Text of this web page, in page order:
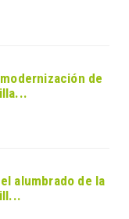
de
alumbrado de la